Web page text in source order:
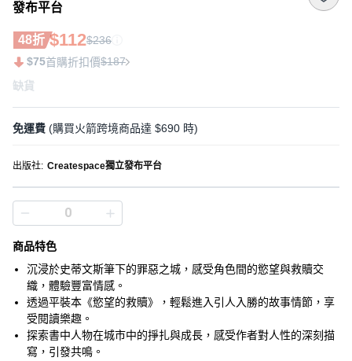
發布平台
48折 $112$236
$75首購折扣價$187
缺貨
免運費 (購買火箭跨境商品達 $690 時)
出版社: Createspace獨立發布平台
商品特色
沉浸於史蒂文斯筆下的罪惡之城，感受角色間的慾望與救贖交
織，體驗豐富情感。
透過平裝本《慾望的救贖》，輕鬆進入引人入勝的故事情節，享
受閱讀樂趣。
探索書中人物在城市中的掙扎與成長，感受作者對人性的深刻描
寫，引發共鳴。